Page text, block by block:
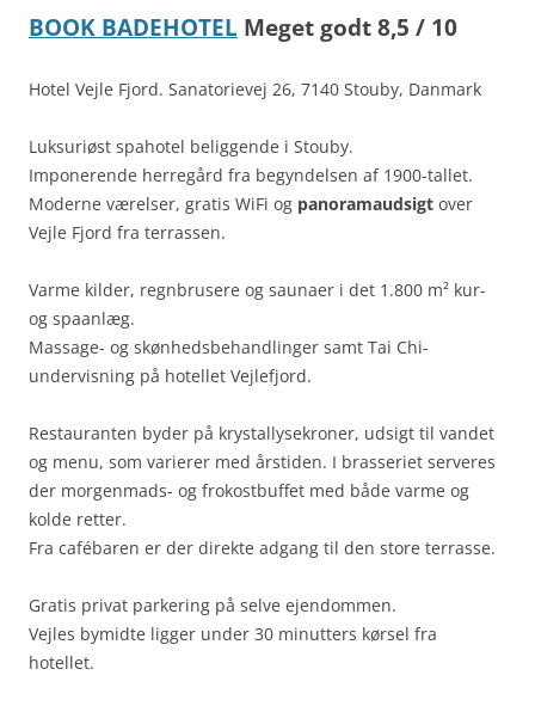
BOOK BADEHOTEL Meget godt 8,5 / 10
Hotel Vejle Fjord. Sanatorievej 26, 7140 Stouby, Danmark
Luksuriøst spahotel beliggende i Stouby.
Imponerende herregård fra begyndelsen af 1900-tallet.
Moderne værelser, gratis WiFi og panoramaudsigt over
Vejle Fjord fra terrassen.
Varme kilder, regnbrusere og saunaer i det 1.800 m² kur-
og spaanlæg.
Massage- og skønhedsbehandlinger samt Tai Chi-
undervisning på hotellet Vejlefjord.
Restauranten byder på krystallysekroner, udsigt til vandet
og menu, som varierer med årstiden. I brasseriet serveres
der morgenmads- og frokostbuffet med både varme og
kolde retter.
Fra cafébaren er der direkte adgang til den store terrasse.
Gratis privat parkering på selve ejendommen.
Vejles bymidte ligger under 30 minutters kørsel fra
hotellet.